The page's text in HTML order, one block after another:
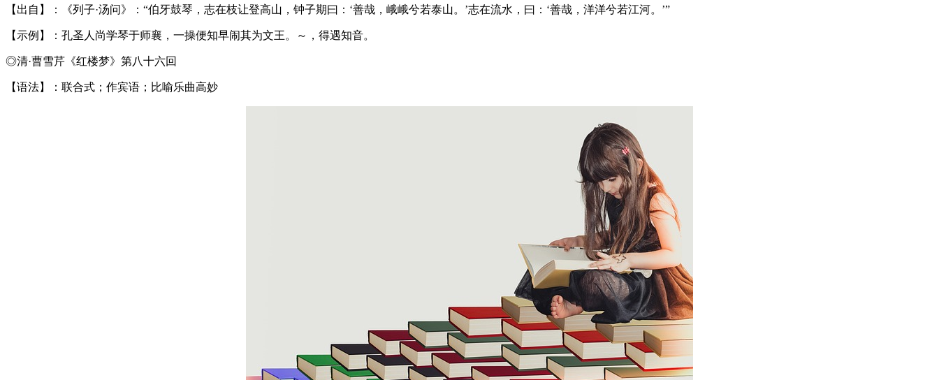
【出自】：《列子·汤问》：“伯牙鼓琴，志在枝让登高山，钟子期曰：‘善哉，峨峨兮若泰山。’志在流水，曰：‘善哉，洋洋兮若江河。’”
【示例】：孔圣人尚学琴于师襄，一操便知早闹其为文王。～，得遇知音。
◎清·曹雪芹《红楼梦》第八十六回
【语法】：联合式；作宾语；比喻乐曲高妙